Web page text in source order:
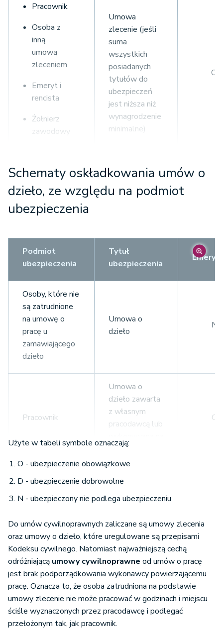
Pracownik
Osoba z
inną
umową
zleceniem
Emeryt i
rencista
Żołnierz
zawodowy
Umowa
zlecenie (jeśli
suma
wszystkich
posiadanych
tytułów do
ubezpieczeń
jest niższa niż
wynagrodzenie
minimalne)
O
Student i uczeń
do 26. roku życia
Umowa
zlecenie
inną
umową
zleceniem
Emeryt i
Żołnierz
zawodowy
zlecenie (jeśli
suma
wszystkich
jest równa lub
wyższa niż
Przedsiębiorca
Umowa
zlecenie (przy
opłacanych
składkach z
tytułu
działalności w
wysokości min.
przeciętnego
wynagrodzenia)
Przedsiębiorca
Umowa
zlecenie (przy
opłacanych
preferencyjnych
składkach z
tytułu
Schematy oskładkowania umów o
dzieło, ze względu na podmiot
ubezpieczenia
Podmiot
ubezpieczenia
Tytuł
ubezpieczenia
Osoby, które nie
są zatrudnione
na umowę o
pracę u
zamawiającego
dzieło
Umowa o
dzieło
N
Pracownik
Umowa o
dzieło zawarta
z własnym
pracodawcą lub
jego rzecz
O
Umowa o
nie z własnym
niewykonywana
na jego rzecz
Osoba
niemająca
zawartej innej
umowy
cywilnoprawnej i
Umowa o
dzieło
Użyte w tabeli symbole oznaczają:
O - ubezpieczenie obowiązkowe
D - ubezpieczenie dobrowolne
N - ubezpieczony nie podlega ubezpieczeniu
Do umów cywilnoprawnych zaliczane są umowy zlecenia
oraz umowy o dzieło, które uregulowane są przepisami
Kodeksu cywilnego. Natomiast najważniejszą cechą
odróżniającą umowy cywilnoprawne od umów o pracę
jest brak podporządkowania wykonawcy powierzającemu
pracę. Oznacza to, że osoba zatrudniona na podstawie
umowy zlecenie nie może pracować w godzinach i miejscu
ściśle wyznaczonych przez pracodawcę i podlegać
przełożonym tak, jak pracownik.